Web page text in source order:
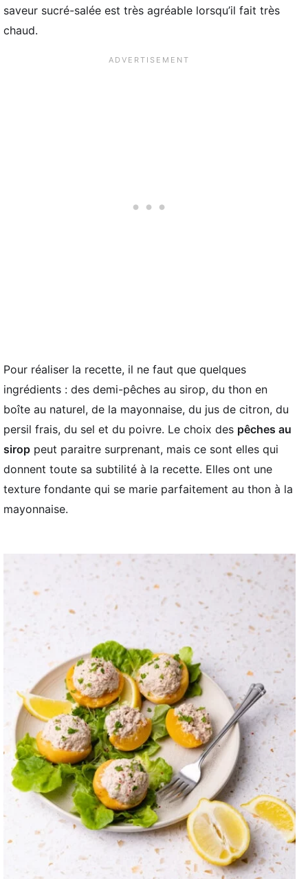
saveur sucré-salée est très agréable lorsqu’il fait très
chaud.
Pour réaliser la recette, il ne faut que quelques
ingrédients : des demi-pêches au sirop, du thon en
boîte au naturel, de la mayonnaise, du jus de citron, du
persil frais, du sel et du poivre. Le choix des pêches au
sirop peut paraitre surprenant, mais ce sont elles qui
donnent toute sa subtilité à la recette. Elles ont une
texture fondante qui se marie parfaitement au thon à la
mayonnaise.